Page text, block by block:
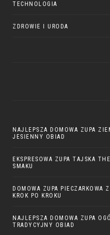
TECHNOLOGIA
ZDROWIE I URODA
NAJLEPSZA DOMOWA ZUPA
JESIENNY OBIAD
EKSPRESOWA ZUPA TAJSKA
SMAKU
DOMOWA ZUPA PIECZARKOWA
KROK PO KROKU
NAJLEPSZA DOMOWA ZUPA
TRADYCYJNY OBIAD